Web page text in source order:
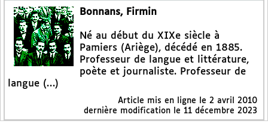
Bonnans, Firmin
Né au début du XIXe siècle à
Pamiers (Ariège), décédé en 1885.
Professeur de langue et littérature,
poète et journaliste. Professeur de
langue (…)
Article mis en ligne le 2 avril 2010
dernière modification le 11 décembre 2023